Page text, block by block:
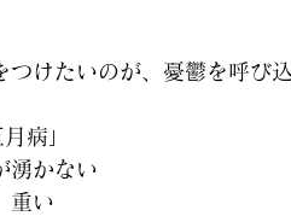
つけたいのが、憂鬱を呼び
病」
湧かない
重い